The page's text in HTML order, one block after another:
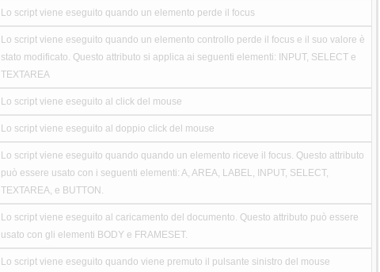
Lo script viene eseguito quando un elemento perde il focus
Lo script viene eseguito quando un elemento controllo perde il focus e il suo valore è
stato modificato. Questo attributo si applica ai seguenti elementi: INPUT, SELECT e
TEXTAREA
Lo script viene eseguito al click del mouse
Lo script viene eseguito al doppio click del mouse
Lo script viene eseguito quando quando un elemento riceve il focus. Questo attributo
può essere usato con i seguenti elementi: A, AREA, LABEL, INPUT, SELECT,
TEXTAREA, e BUTTON.
Lo script viene eseguito al caricamento del documento. Questo attributo può essere
usato con gli elementi BODY e FRAMESET.
Lo script viene eseguito quando viene premuto il pulsante sinistro del mouse